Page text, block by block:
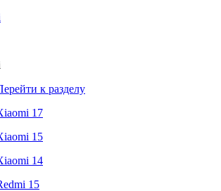
к разделу
17
15
14
15